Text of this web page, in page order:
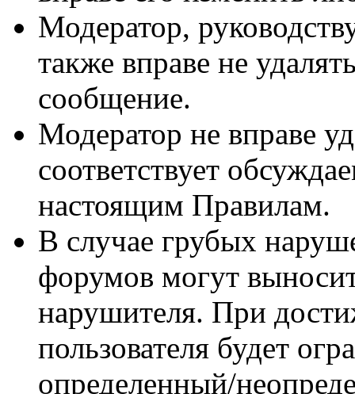
Модератор,
также вправе не
сообщение.
Модератор не вправе
соответствует
настоящим Правилам.
В случае грубых
форумов могут
нарушителя. При
пользователя будет
определенный/